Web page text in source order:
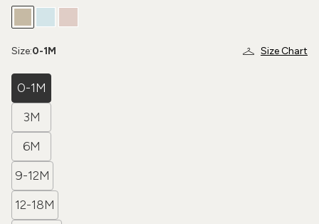
Size Chart
Size:0-1M
0-1M
3M
6M
9-12M
12-18M